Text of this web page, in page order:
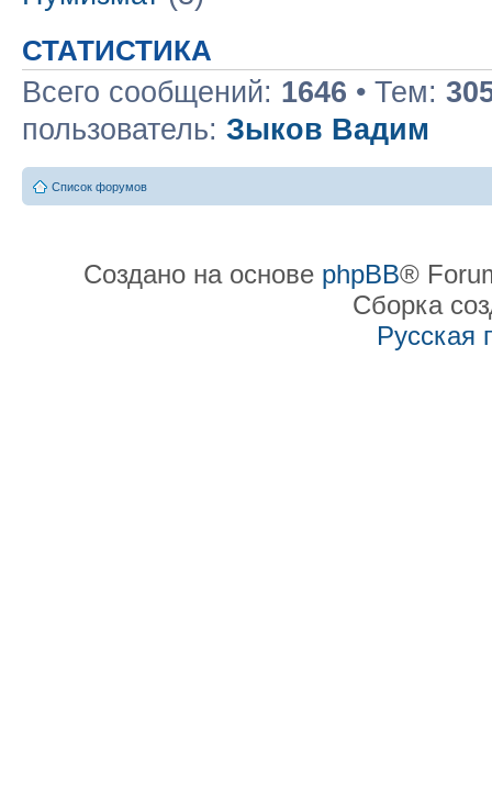
СТАТИСТИКА
Всего сообщений: 1646 • Тем:
пользователь: Зыков Вадим
Список форумов
Создано на основе phpBB®
Сборка
Русская